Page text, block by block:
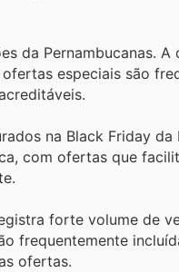
da Pernambucanas.
especiais são
na Black Friday
com ofertas que
forte volume de
frequentemente
ofertas.